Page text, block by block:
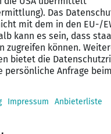
und zusätzliche
und
in einem